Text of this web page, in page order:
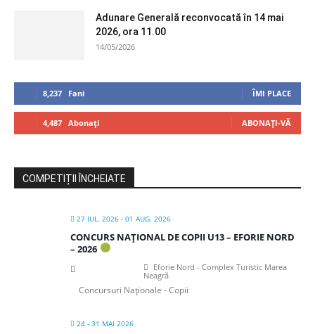
Adunare Generală reconvocată în 14 mai
2026, ora 11.00
14/05/2026
8,237 Fani ÎMI PLACE
4,487 Abonați ABONAȚI-VĂ
COMPETIȚII ÎNCHEIATE
27 IUL. 2026 - 01 AUG. 2026
CONCURS NAȚIONAL DE COPII U13 – EFORIE NORD
– 2026
Eforie Nord - Complex Turistic Marea
Neagră
Concursuri Naționale - Copii
24 - 31 MAI 2026